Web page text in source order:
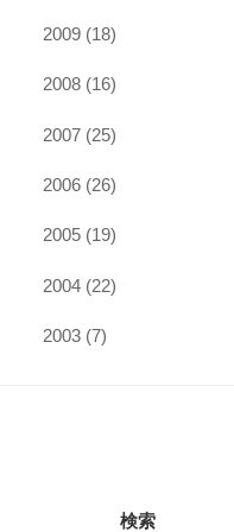
2009 (18)
2008 (16)
2007 (25)
2006 (26)
2005 (19)
2004 (22)
2003 (7)
検索